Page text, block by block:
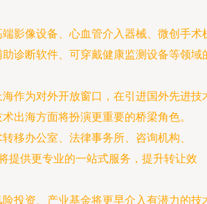
端影像设备、心血管介入器械、微创手术
诊断软件、可穿戴健康监测设备等领域
海作为对外开放窗口，在引进国外先进技
出海方面将扮演更重要的桥梁角色。
移办公室、法律事务所、咨询机构、
提供更专业的一站式服务，提升转让效
险投资、产业基金将更早介入有潜力的技